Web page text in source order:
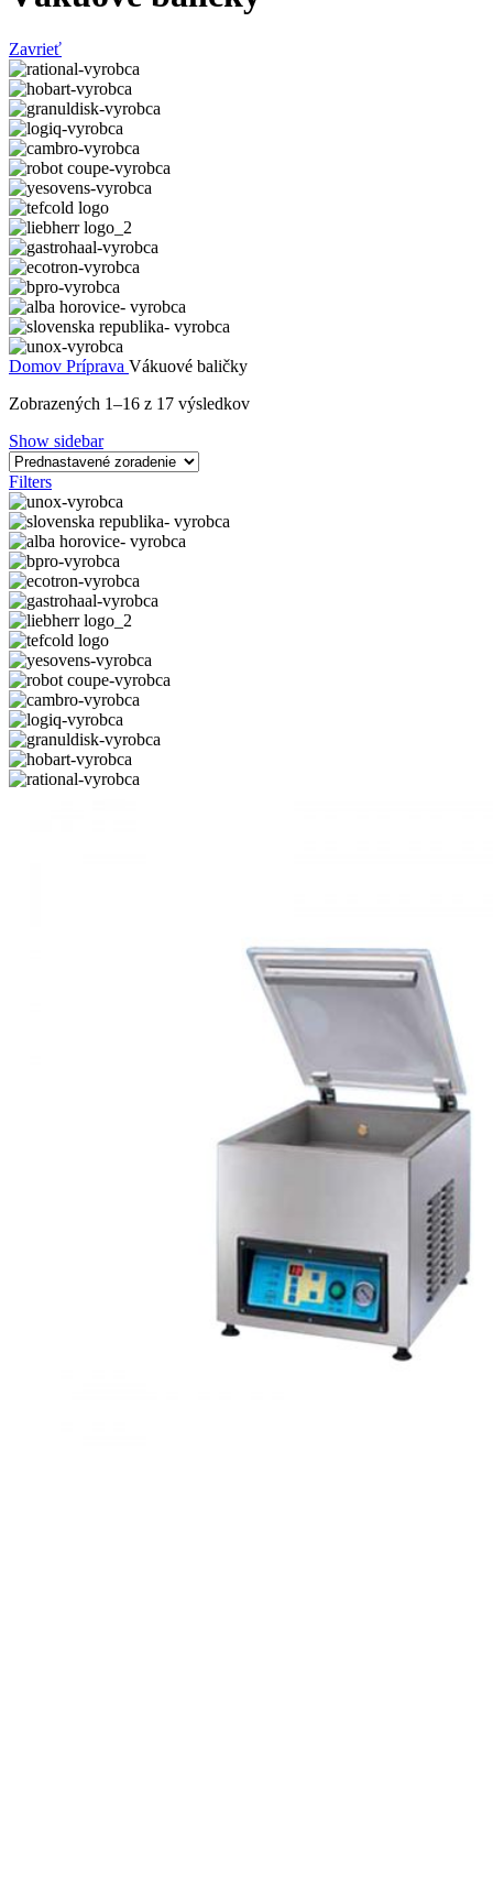
Zavrieť
Domov Príprava Vákuové baličky
Zobrazených 1–16 z 17 výsledkov
Show sidebar
Filters